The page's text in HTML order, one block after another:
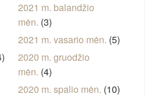
2021 m. balandžio
mėn. (3)
2021 m. vasario mėn. (5)
2020 m. gruodžio
mėn. (4)
2020 m. spalio mėn. (10)